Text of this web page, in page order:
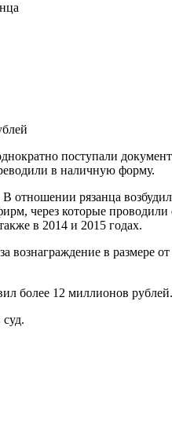
поступали
в наличную форму.
рязанца
через которые
в 2014 и 2015 годах.
вознаграждение в размере
более 12 миллионов рублей.